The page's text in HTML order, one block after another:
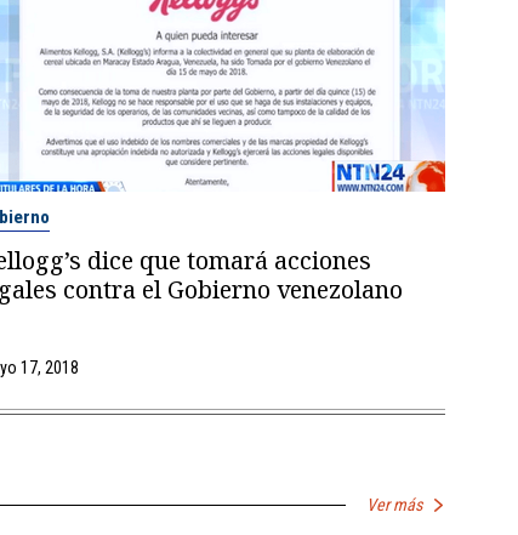
dice que tomará acciones
contra el Gobierno venezolano
17, 2018
Ver más